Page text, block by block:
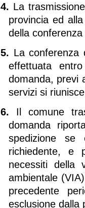
4. La
provincia ed
della
5. La
effettuata
domanda, previ
servizi si
6. Il comune
domanda
spedizione se
richiedente, e
necessiti della
ambientale
precedente
esclusione